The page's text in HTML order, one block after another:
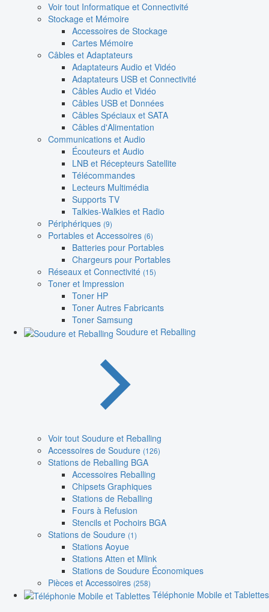
Voir tout Informatique et Connectivité
Stockage et Mémoire
Accessoires de Stockage
Cartes Mémoire
Câbles et Adaptateurs
Adaptateurs Audio et Vidéo
Adaptateurs USB et Connectivité
Câbles Audio et Vidéo
Câbles USB et Données
Câbles Spéciaux et SATA
Câbles d'Alimentation
Communications et Audio
Écouteurs et Audio
LNB et Récepteurs Satellite
Télécommandes
Lecteurs Multimédia
Supports TV
Talkies-Walkies et Radio
Périphériques (9)
Portables et Accessoires (6)
Batteries pour Portables
Chargeurs pour Portables
Réseaux et Connectivité (15)
Toner et Impression
Toner HP
Toner Autres Fabricants
Toner Samsung
Soudure et Reballing
Voir tout Soudure et Reballing
Accessoires de Soudure (126)
Stations de Reballing BGA
Accessoires Reballing
Chipsets Graphiques
Stations de Reballing
Fours à Refusion
Stencils et Pochoirs BGA
Stations de Soudure (1)
Stations Aoyue
Stations Atten et Mlink
Stations de Soudure Économiques
Pièces et Accessoires (258)
Téléphonie Mobile et Tablettes